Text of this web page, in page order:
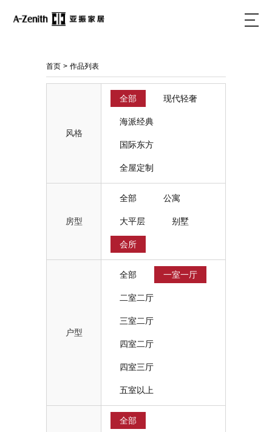
首页 > 作品列表
风格
全部 现代轻奢
海派经典
国际东方
全屋定制
房型
全部 公寓
大平层 别墅
会所
户型
全部 一室一厅
二室二厅
三室二厅
四室二厅
四室三厅
五室以上
全部